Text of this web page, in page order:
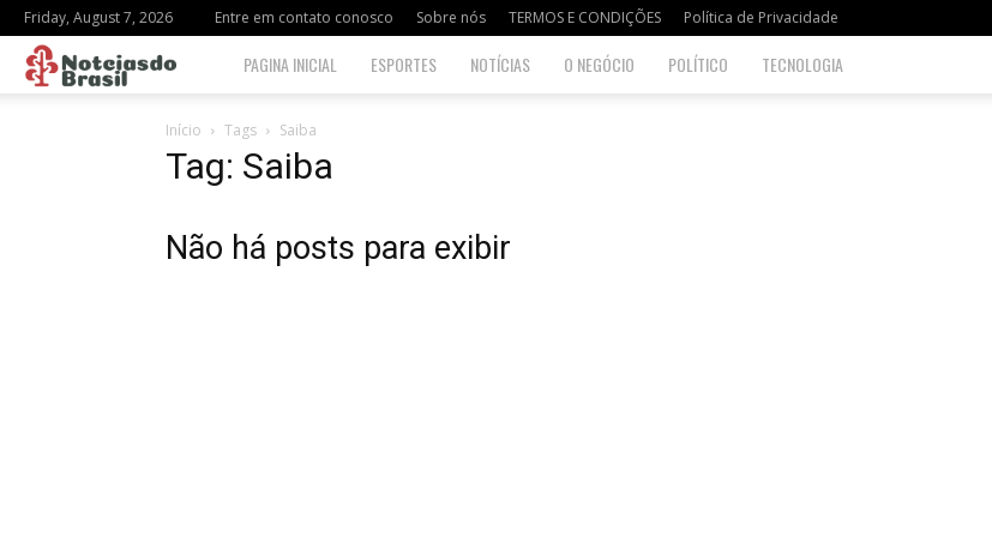
Friday, August 7, 2026 Entre em contato conosco Sobre nós TERMOS E CONDIÇÕES Política de Privacidade
Notciasdo
Brasil
PAGINA INICIAL ESPORTES NOTÍCIAS O NEGÓCIO POLÍTICO TECNOLOGIA
Início Tags Saiba
Tag: Saiba
Não há posts para exibir